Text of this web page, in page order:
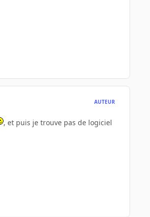
AUTEUR
, et puis je trouve pas de logiciel